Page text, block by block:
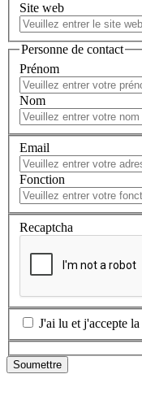
Site web
Personne de contact
Prénom
Nom
Email
Fonction
Recaptcha
J'ai lu et j'accepte la